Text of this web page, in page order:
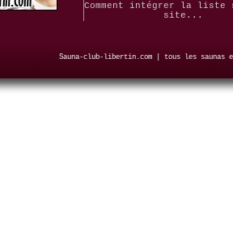
Comment intégrer la liste
site...
Sauna-club-libertin.com | tous les